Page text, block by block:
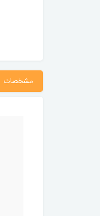
مشخصات